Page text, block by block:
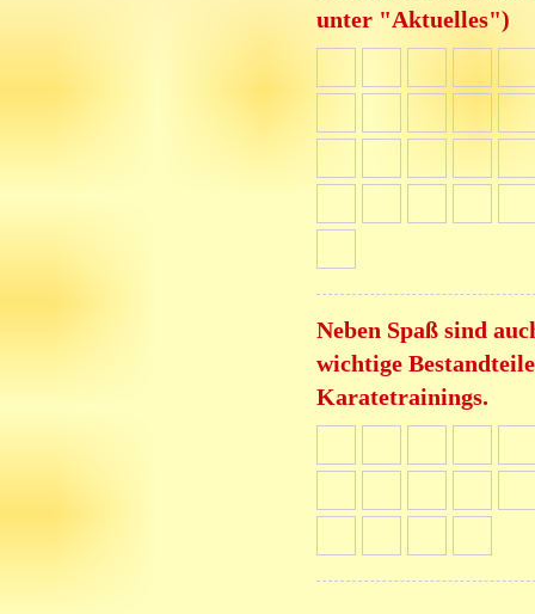
unter "Aktuelles")
Neben Spaß sind
wichtige
Karatetrainings.